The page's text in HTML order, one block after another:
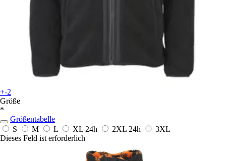
+-2
Größe
*
Größentabelle
S
M L XL 24h 2XL 24h
3XL
Dieses Feld ist erforderlich